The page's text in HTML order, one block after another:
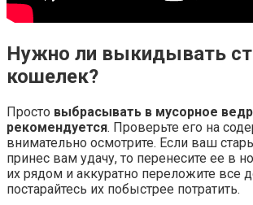
Нужно ли выкидывать
кошелек?
Просто выбрасывать в мусорное
рекомендуется. Проверьте его на
внимательно осмотрите. Если ваш
принес вам удачу, то перенесите ее в
их рядом и аккуратно переложите все
постарайтесь их побыстрее потратить.